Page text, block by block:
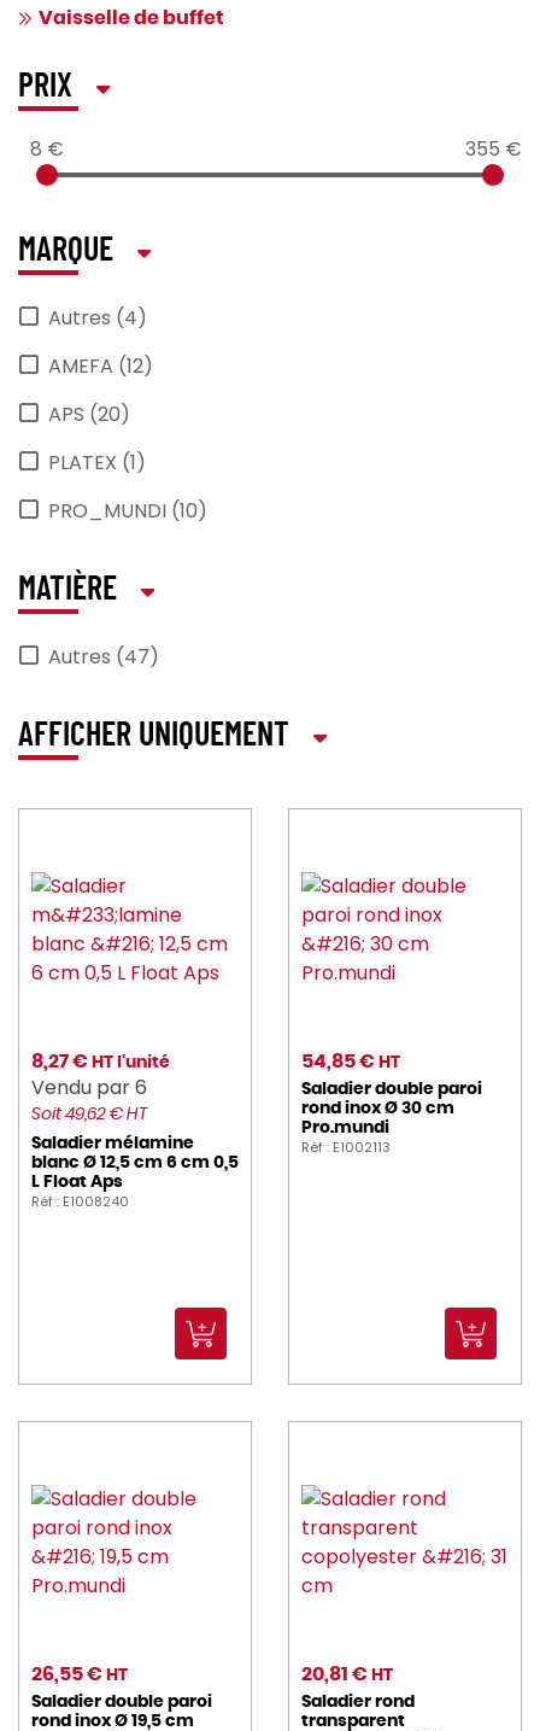
Vaisselle de buffet
PRIX
8 € 355 €
MARQUE
Autres (4)
AMEFA (12)
APS (20)
PLATEX (1)
PRO_MUNDI (10)
MATIÈRE
Autres (47)
AFFICHER UNIQUEMENT
8,27 € HT l'unité
Vendu par 6
Soit 49,62 € HT
Saladier mélamine
blanc Ø 12,5 cm 6 cm 0,5
L Float Aps
Réf : E1008240
54,85 € HT
Saladier double paroi
rond inox Ø 30 cm
Pro.mundi
Réf : E1002113
26,55 € HT
Saladier double paroi
rond inox Ø 19,5 cm
20,81 € HT
Saladier rond
transparent